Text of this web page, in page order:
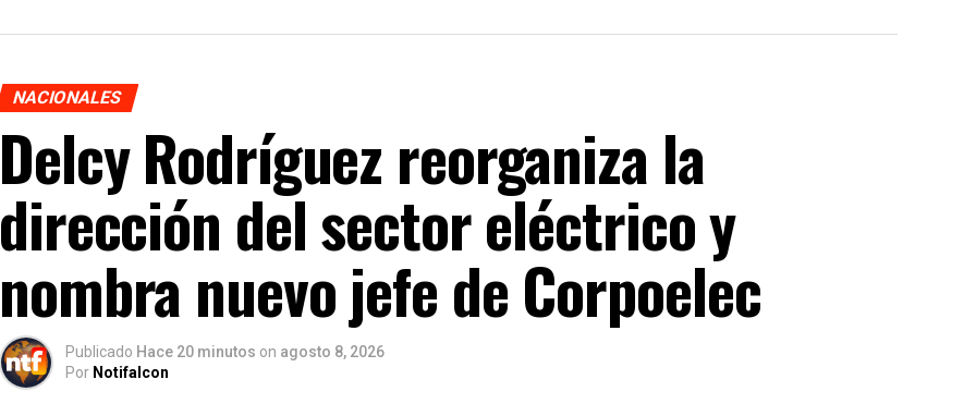
NACIONALES
Delcy Rodríguez reorganiza la
dirección del sector eléctrico y
nombra nuevo jefe de Corpoelec
Publicado Hace 20 minutos on agosto 8, 2026
Por Notifalcon